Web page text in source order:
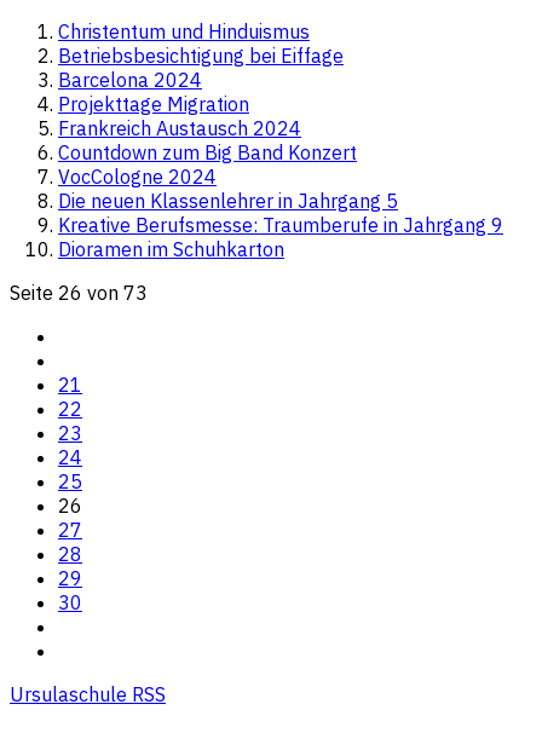
Christentum und Hinduismus
Betriebsbesichtigung bei Eiffage
Barcelona 2024
Projekttage Migration
Frankreich Austausch 2024
Countdown zum Big Band Konzert
VocCologne 2024
Die neuen Klassenlehrer in Jahrgang 5
Kreative Berufsmesse: Traumberufe in Jahrgang 9
Dioramen im Schuhkarton
Seite 26 von 73
21
22
23
24
25
26
27
28
29
30
Ursulaschule RSS